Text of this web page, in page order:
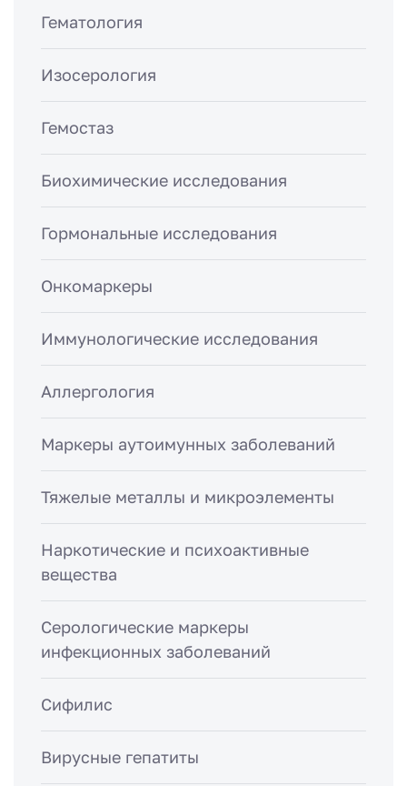
Гематология
Изосерология
Гемостаз
Биохимические исследования
Гормональные исследования
Онкомаркеры
Иммунологические исследования
Аллергология
Маркеры аутоимунных заболеваний
Тяжелые металлы и микроэлементы
Наркотические и психоактивные
вещества
Серологические маркеры
инфекционных заболеваний
Сифилис
Вирусные гепатиты